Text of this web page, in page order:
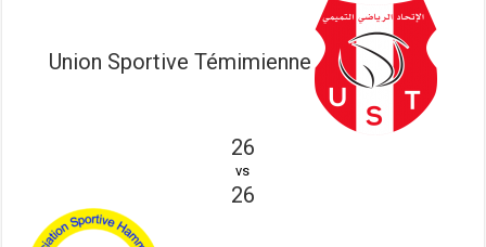
Union Sportive Témimienne
26
vs
26